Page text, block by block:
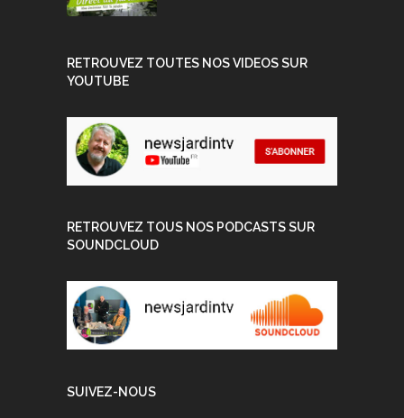
RETROUVEZ TOUTES NOS VIDEOS SUR
YOUTUBE
RETROUVEZ TOUS NOS PODCASTS SUR
SOUNDCLOUD
SUIVEZ-NOUS